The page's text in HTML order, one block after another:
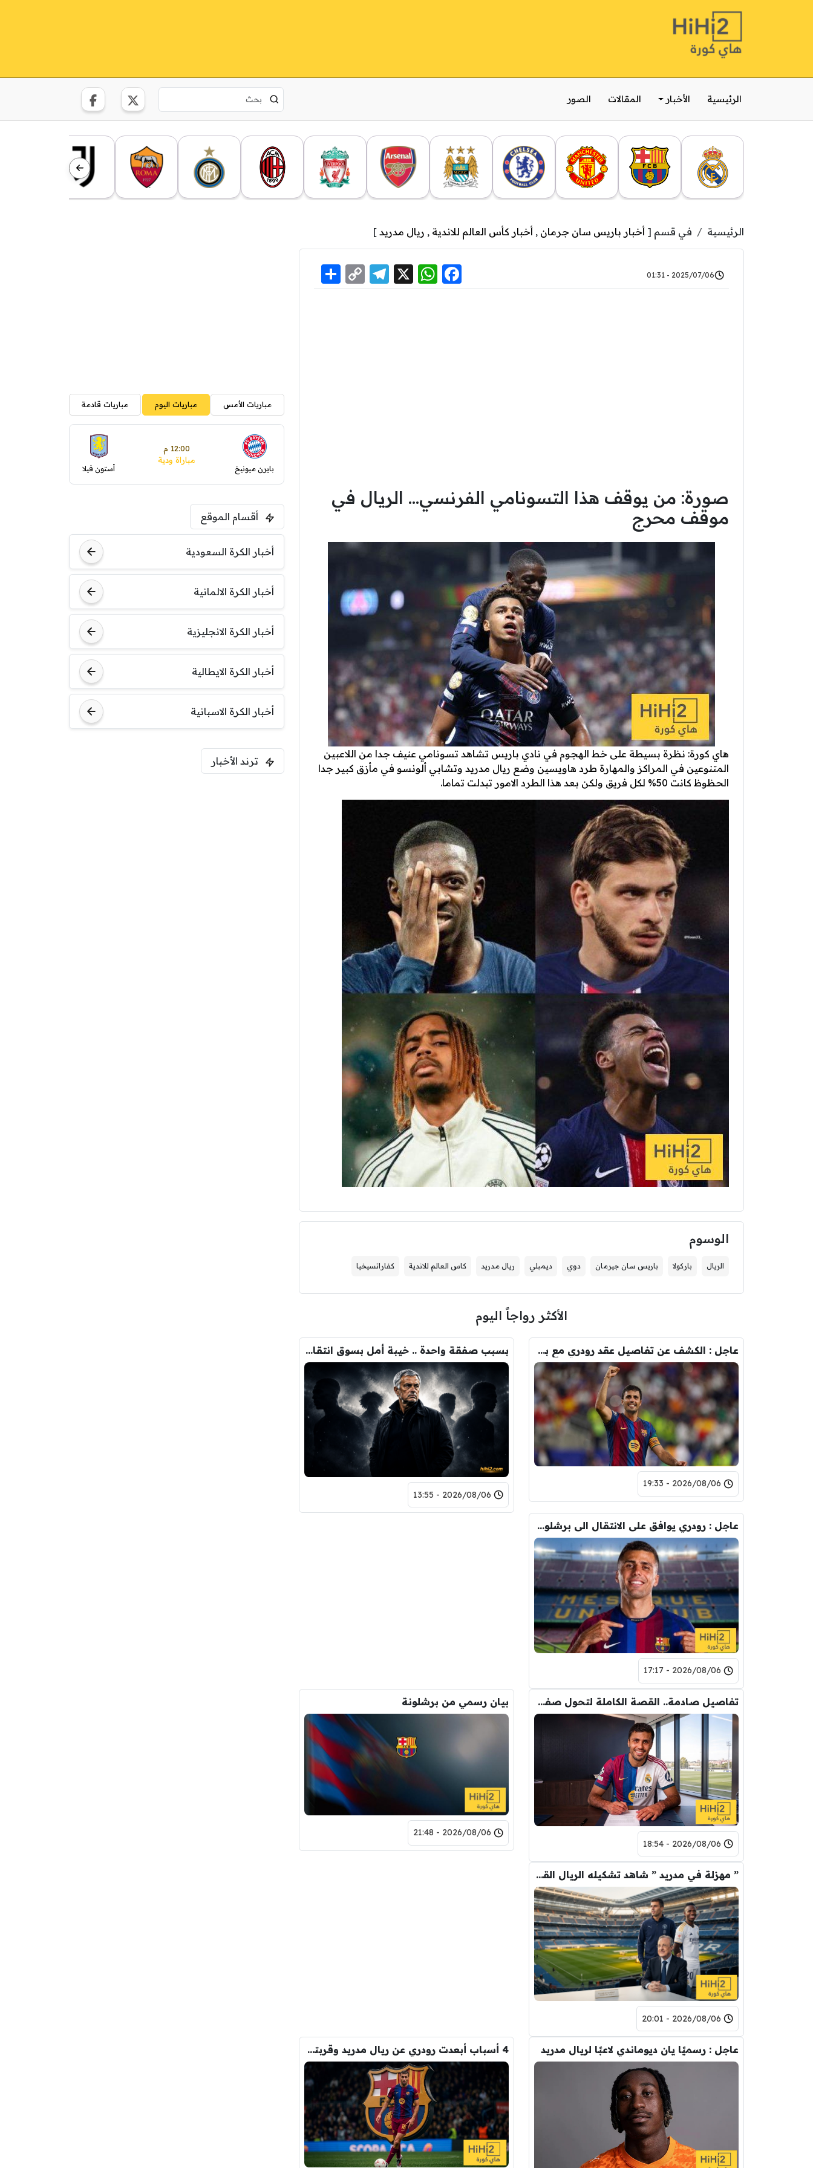
الرئيسية الأخبار المقالات الصور
الرئيسية في قسم [ أخبار باريس سان جرمان , أخبار كأس العالم للاندية , ريال مدريد ]
2025/07/06 - 01:31
Facebook
WhatsApp
X
Telegram
Copy
Link
صورة: من يوقف هذا التسونامي الفرنسي… الريال في
موقف محرج
هاي كورة: نظرة بسيطة على خط الهجوم في نادي باريس تشاهد تسونامي عنيف جدا من اللاعبين
المتنوعين في المراكز والمهارة طرد هاويسين وضع ريال مدريد وتشابي ألونسو في مأزق كبير جدا
الحظوظ كانت 50% لكل فريق ولكن بعد هذا الطرد الامور تبدلت تماما.
الوسوم
الريال باركولا باريس سان جيرمان دوي ديمبلي ريال مدريد كاس العالم للاندية كفاراتسيخيا
الأكثر رواجاً اليوم
عاجل : الكشف عن تفاصيل عقد رودري مع برشلونة.. قيمة الصفقة والراتب
2026/08/06 - 19:33
بسبب صفقة واحدة .. خيبة أمل بسوق انتقالات ريال مدريد !
2026/08/06 - 13:55
عاجل : رودري يوافق على الانتقال الى برشلونة.. 3 أسباب وراء قراره
2026/08/06 - 17:17
تفاصيل صادمة.. القصة الكاملة لتحول صفقة رودري من ريال مدريد الى برشلونة
2026/08/06 - 18:54
بيان رسمي من برشلونة
2026/08/06 - 21:48
” مهزلة في مدريد ” شاهد تشكيله الريال القادمه لاكتساح المركز الثاني
2026/08/06 - 20:01
عاجل : رسميًا يان ديوماندي لاعبًا لريال مدريد 4 أسباب أبعدت رودري عن ريال مدريد وقربته من برشلونة
مباريات الأمس مباريات اليوم مباريات قادمة
بايرن ميونيخ
12:00 م
مباراة ودية
أستون فيلا
أقسام الموقع
أخبار الكرة السعودية
أخبار الكرة الالمانية
أخبار الكرة الانجليزية
أخبار الكرة الايطالية
أخبار الكرة الاسبانية
ترند الأخبار